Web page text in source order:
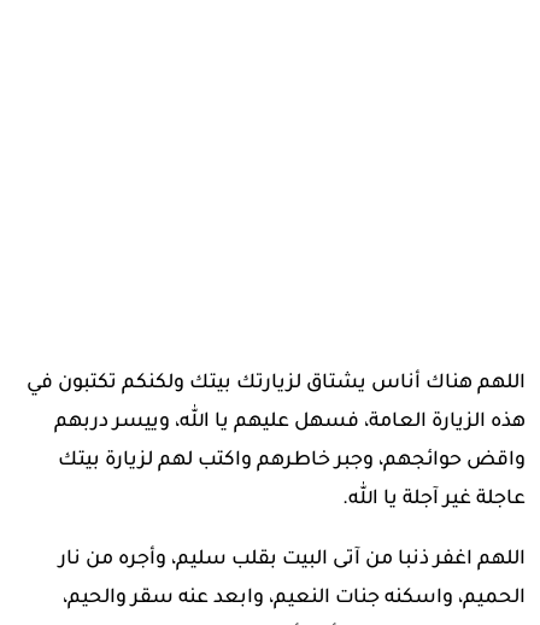
اللهم هناك أناس يشتاق لزيارتك بيتك ولكنكم تكتبون في
هذه الزيارة العامة، فسهل عليهم يا الله، وييسر دربهم
واقض حوائجهم، وجبر خاطرهم واكتب لهم لزيارة بيتك
عاجلة غير آجلة يا الله.
اللهم اغفر ذنبا من آتى البيت بقلب سليم، وأجره من نار
الحميم، واسكنه جنات النعيم، وابعد عنه سقر والحيم،